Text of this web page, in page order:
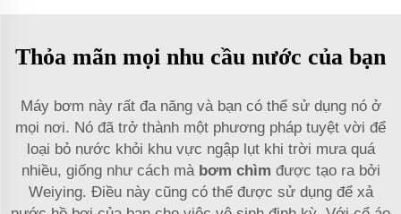
Thỏa mãn mọi nhu cầu nước của bạn
Máy bơm này rất đa năng và bạn có thể sử dụng nó ở
mọi nơi. Nó đã trở thành một phương pháp tuyệt vời để
loại bỏ nước khỏi khu vực ngập lụt khi trời mưa quá
nhiều, giống như cách mà bơm chìm được tạo ra bởi
Weiying. Điều này cũng có thể được sử dụng để xả